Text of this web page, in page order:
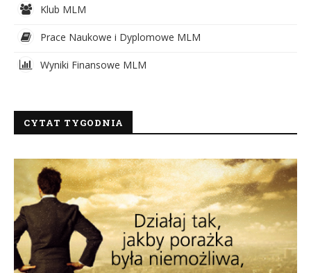
Klub MLM
Prace Naukowe i Dyplomowe MLM
Wyniki Finansowe MLM
CYTAT TYGODNIA